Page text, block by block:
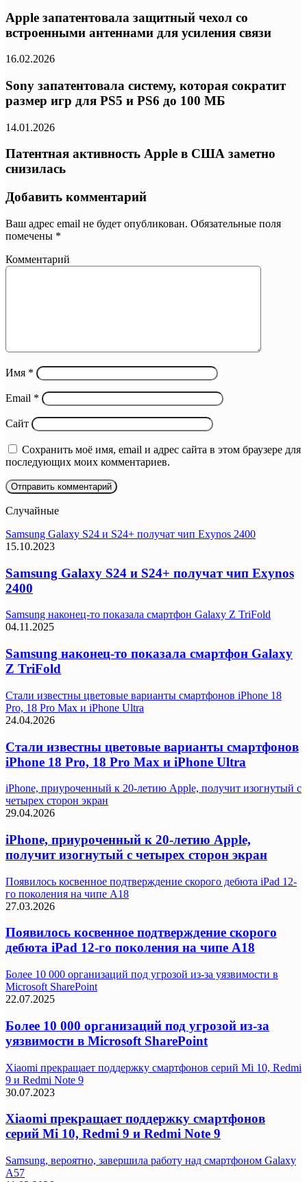
Apple запатентовала защитный чехол со
встроенными антеннами для усиления связи
16.02.2026
Sony запатентовала систему, которая сократит
размер игр для PS5 и PS6 до 100 МБ
14.01.2026
Патентная активность Apple в США заметно
снизилась
Добавить комментарий
Ваш адрес email не будет опубликован. Обязательные поля
помечены *
Комментарий
Имя *
Email *
Сайт
Сохранить моё имя, email и адрес сайта в этом браузере для
последующих моих комментариев.
Случайные
Samsung Galaxy S24 и S24+ получат чип Exynos 2400
15.10.2023
Samsung Galaxy S24 и S24+ получат чип Exynos
2400
Samsung наконец-то показала смартфон Galaxy Z TriFold
04.11.2025
Samsung наконец-то показала смартфон Galaxy
Z TriFold
Стали известны цветовые варианты смартфонов iPhone 18
Pro, 18 Pro Max и iPhone Ultra
24.04.2026
Стали известны цветовые варианты смартфонов
iPhone 18 Pro, 18 Pro Max и iPhone Ultra
iPhone, приуроченный к 20-летию Apple, получит изогнутый с
четырех сторон экран
29.04.2026
iPhone, приуроченный к 20-летию Apple,
получит изогнутый с четырех сторон экран
Появилось косвенное подтверждение скорого дебюта iPad 12-
го поколения на чипе A18
27.03.2026
Появилось косвенное подтверждение скорого
дебюта iPad 12-го поколения на чипе A18
Более 10 000 организаций под угрозой из-за уязвимости в
Microsoft SharePoint
22.07.2025
Более 10 000 организаций под угрозой из-за
уязвимости в Microsoft SharePoint
Xiaomi прекращает поддержку смартфонов серий Mi 10, Redmi
9 и Redmi Note 9
30.07.2023
Xiaomi прекращает поддержку смартфонов
серий Mi 10, Redmi 9 и Redmi Note 9
Samsung, вероятно, завершила работу над смартфоном Galaxy
A57